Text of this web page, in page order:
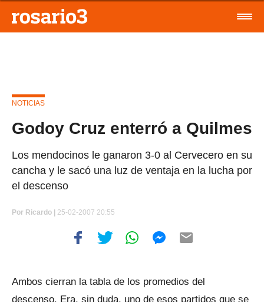
NOTICIAS
Godoy Cruz enterró a Quilmes
Los mendocinos le ganaron 3-0 al Cervecero en su
cancha y le sacó una luz de ventaja en la lucha por
el descenso
Por Ricardo | 25-02-2007 20:55
Ambos cierran la tabla de los promedios del
descenso. Era, sin duda, uno de esos partidos que se